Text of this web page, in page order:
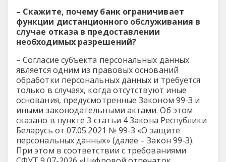
– Скажите, почему банк ограничивает
функции дистанционного обслуживания в
случае отказа в предоставлении
необходимых разрешений?
– Согласие субъекта персональных данных
является одним из правовых оснований
обработки персональных данных и требуется
только в случаях, когда отсутствуют иные
основания, предусмотренные Законом 99-З и
иными законодательными актами. Об этом
сказано в пункте 3 статьи 4 Закона Республики
Беларусь от 07.05.2021 № 99-З «О защите
персональных данных» (далее – Закон 99-З).
При этом в соответствии с требованиями